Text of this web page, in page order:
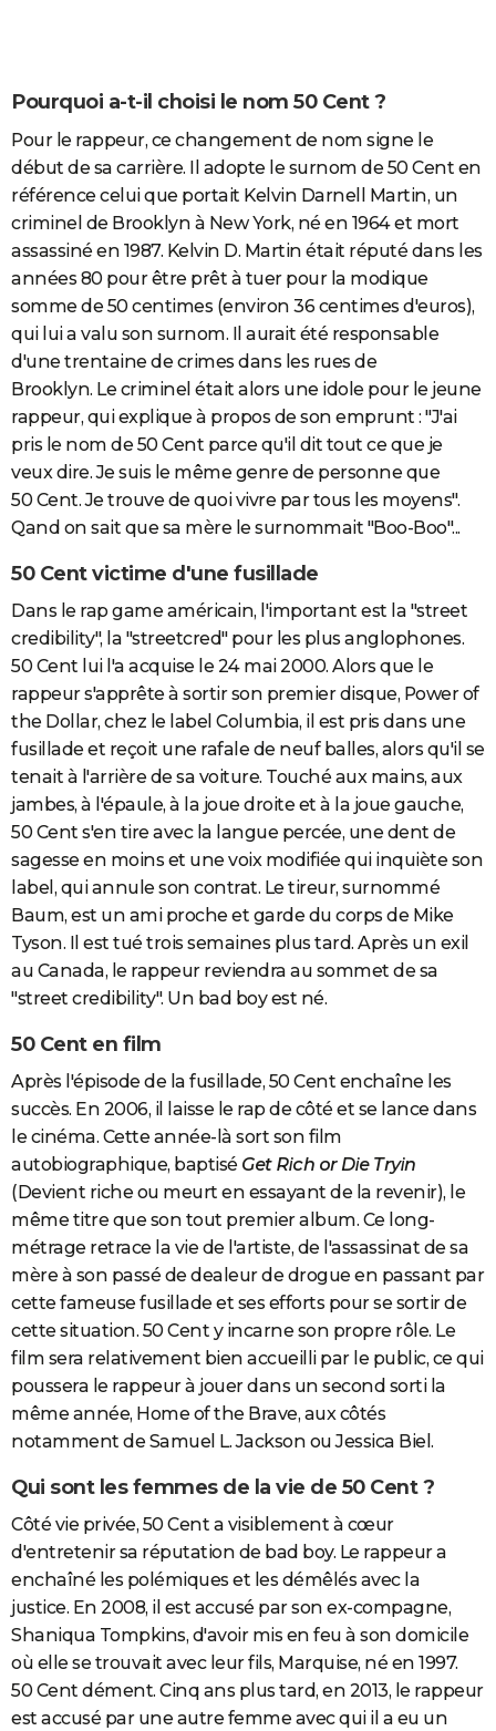
Pourquoi a-t-il choisi le nom 50 Cent ?
Pour le rappeur, ce changement de nom signe le
début de sa carrière. Il adopte le surnom de 50 Cent en
référence celui que portait Kelvin Darnell Martin, un
criminel de Brooklyn à New York, né en 1964 et mort
assassiné en 1987. Kelvin D. Martin était réputé dans les
années 80 pour être prêt à tuer pour la modique
somme de 50 centimes (environ 36 centimes d'euros),
qui lui a valu son surnom. Il aurait été responsable
d'une trentaine de crimes dans les rues de
Brooklyn. Le criminel était alors une idole pour le jeune
rappeur, qui explique à propos de son emprunt : "J'ai
pris le nom de 50 Cent parce qu'il dit tout ce que je
veux dire. Je suis le même genre de personne que
50 Cent. Je trouve de quoi vivre par tous les moyens".
Qand on sait que sa mère le surnommait "Boo-Boo"...
50 Cent victime d'une fusillade
Dans le rap game américain, l'important est la "street
credibility", la "streetcred" pour les plus anglophones.
50 Cent lui l'a acquise le 24 mai 2000. Alors que le
rappeur s'apprête à sortir son premier disque, Power of
the Dollar, chez le label Columbia, il est pris dans une
fusillade et reçoit une rafale de neuf balles, alors qu'il se
tenait à l'arrière de sa voiture. Touché aux mains, aux
jambes, à l'épaule, à la joue droite et à la joue gauche,
50 Cent s'en tire avec la langue percée, une dent de
sagesse en moins et une voix modifiée qui inquiète son
label, qui annule son contrat. Le tireur, surnommé
Baum, est un ami proche et garde du corps de Mike
Tyson. Il est tué trois semaines plus tard. Après un exil
au Canada, le rappeur reviendra au sommet de sa
"street credibility". Un bad boy est né.
50 Cent en film
Après l'épisode de la fusillade, 50 Cent enchaîne les
succès. En 2006, il laisse le rap de côté et se lance dans
le cinéma. Cette année-là sort son film
autobiographique, baptisé Get Rich or Die Tryin
(Devient riche ou meurt en essayant de la revenir), le
même titre que son tout premier album. Ce long-
métrage retrace la vie de l'artiste, de l'assassinat de sa
mère à son passé de dealeur de drogue en passant par
cette fameuse fusillade et ses efforts pour se sortir de
cette situation. 50 Cent y incarne son propre rôle. Le
film sera relativement bien accueilli par le public, ce qui
poussera le rappeur à jouer dans un second sorti la
même année, Home of the Brave, aux côtés
notamment de Samuel L. Jackson ou Jessica Biel.
Qui sont les femmes de la vie de 50 Cent ?
Côté vie privée, 50 Cent a visiblement à cœur
d'entretenir sa réputation de bad boy. Le rappeur a
enchaîné les polémiques et les démêlés avec la
justice. En 2008, il est accusé par son ex-compagne,
Shaniqua Tompkins, d'avoir mis en feu à son domicile
où elle se trouvait avec leur fils, Marquise, né en 1997.
50 Cent dément. Cinq ans plus tard, en 2013, le rappeur
est accusé par une autre femme avec qui il a eu un